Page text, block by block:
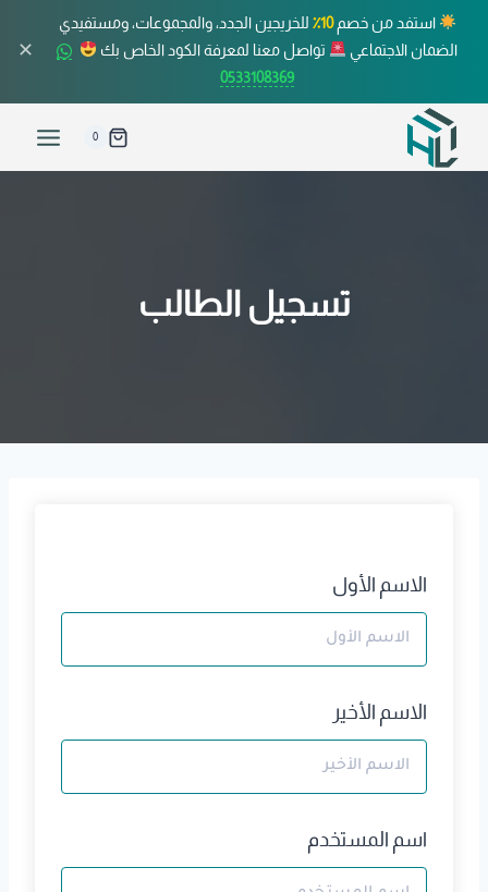
استفد من خصم10٪
للخريجين الجدد، والمجموعات، ومستفيدي
الضمان الاجتماعي
تواصل معنا لمعرفة الكود الخاص بك
0533108369
✕
0
تسجيل الطالب
الاسم الأول
الاسم الأخير
اسم المستخدم